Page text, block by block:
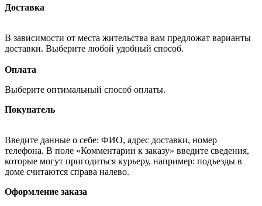
Доставка
В зависимости от места жительства вам предложат варианты
доставки. Выберите любой удобный способ.
Оплата
Выберите оптимальный способ оплаты.
Покупатель
Введите данные о себе: ФИО, адрес доставки, номер
телефона. В поле «Комментарии к заказу» введите сведения,
которые могут пригодиться курьеру, например: подъезды в
доме считаются справа налево.
Оформление заказа